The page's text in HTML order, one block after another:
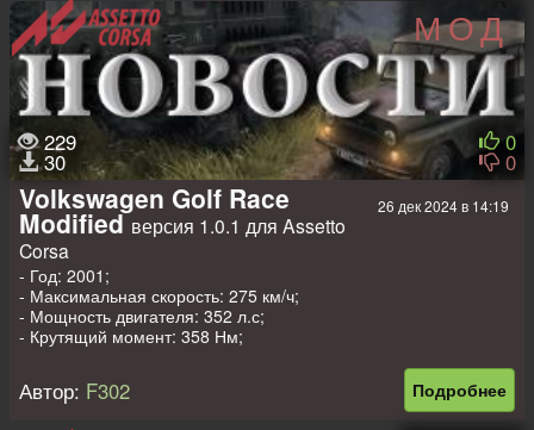
МОД
229
30
0
0
26 дек 2024 в 14:19
Volkswagen Golf Race
Modified версия 1.0.1 для Assetto
Corsa
- Год: 2001;
- Максимальная скорость: 275 км/ч;
- Мощность двигателя: 352 л.с;
- Крутящий момент: 358 Нм;
Подробнее
Автор: F302